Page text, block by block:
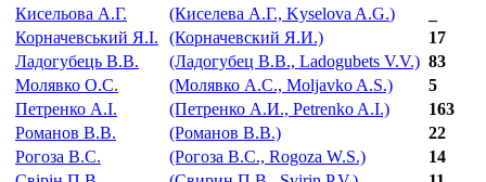
Кисельова А.Г.
(Киселева А.Г., Kyselova A.G.)
Корначевський Я.I.
(Корначевский Я.И.)
17
Ладогубець В.В.
(Ладогубец В.В., Ladogubets V.V.) 83
Молявко О.С.
(Молявко А.С., Moljavko A.S.)
5
Петренко А.І.
(Петренко А.И., Petrenko A.I.)
163
Романов В.В.
(Романов В.В.)
22
Рогоза В.С.
(Рогоза В.С., Rogoza W.S.)
14